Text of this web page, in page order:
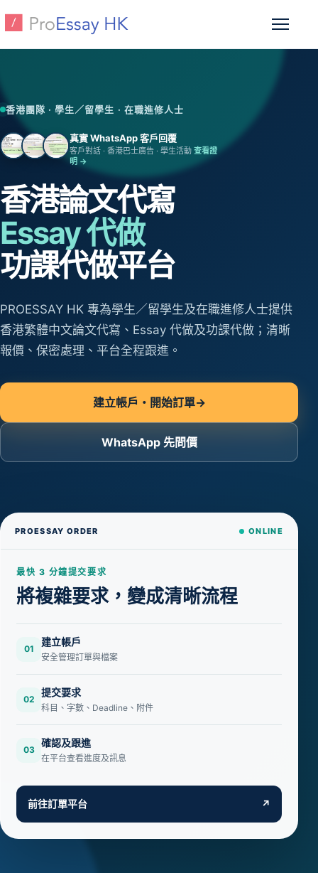
香港團隊 · 學生／留學生 · 在職進修人士
真實 WhatsApp 客戶回覆
客戶對話 · 香港巴士廣告 · 學生活動 查看證
明 →
香港論文代寫
Essay 代做
功課代做平台
PROESSAY HK 專為學生／留學生及在職進修人士提供
香港繁體中文論文代寫、Essay 代做及功課代做；清晰
報價、保密處理、平台全程跟進。
建立帳戶・開始訂單→
WhatsApp 先問價
PROESSAY ORDER ONLINE
最快 3 分鐘提交要求
將複雜要求，變成清晰流程
01
建立帳戶
安全管理訂單與檔案
02
提交要求
科目、字數、Deadline、附件
03
確認及跟進
在平台查看進度及訊息
前往訂單平台 ↗